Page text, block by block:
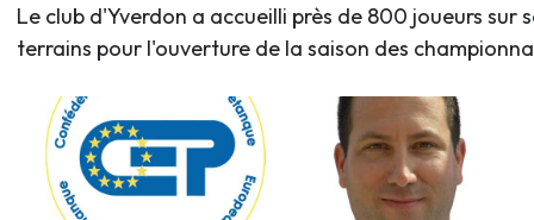
Le club d'Yverdon a accueilli près de 800 joueurs sur
terrains pour l'ouverture de la saison des